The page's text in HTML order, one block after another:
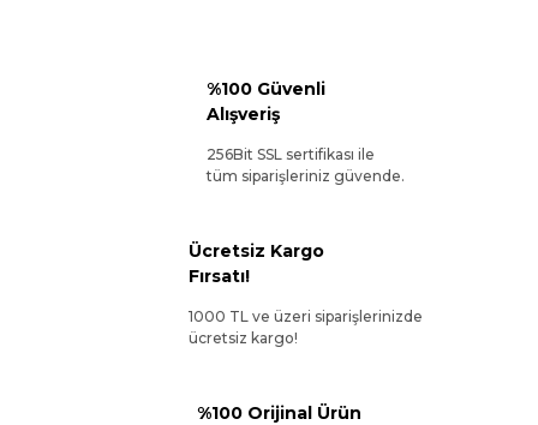
%100 Güvenli
Alışveriş
256Bit SSL sertifikası ile
tüm siparişleriniz güvende.
Ücretsiz Kargo
Fırsatı!
1000 TL ve üzeri siparişlerinizde
ücretsiz kargo!
%100 Orijinal Ürün